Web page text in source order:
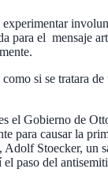
para el mensaje
si se tratara
el Gobierno de
para causar la
Adolf Stoecker,
paso del